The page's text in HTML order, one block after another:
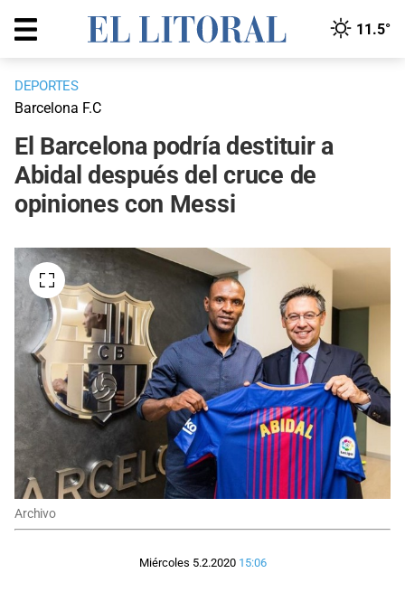
11.5°
DEPORTES
Barcelona F.C
El Barcelona podría destituir a
Abidal después del cruce de
opiniones con Messi
Archivo
Miércoles 5.2.2020 15:06